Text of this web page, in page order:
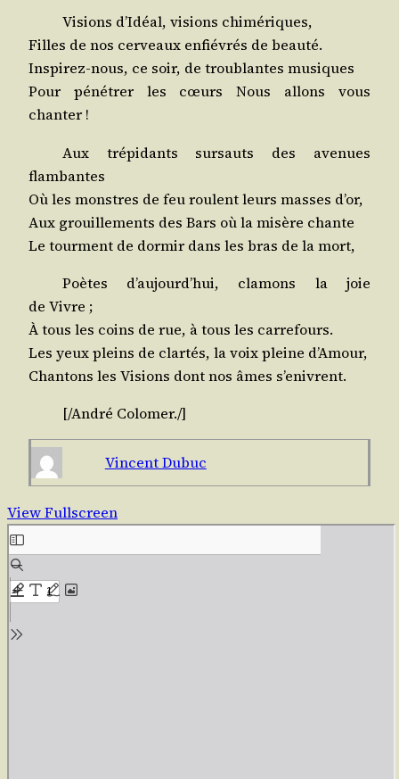
Visions d’Idéal, visions chimériques,
Filles de nos cer­veaux enfié­vrés de beauté.
Ins­pi­rez-nous, ce soir, de trou­blantes musiques
Pour péné­trer les cœurs Nous allons vous
chanter !
Aux tré­pi­dants sur­sauts des ave­nues
flambantes
Où les monstres de feu roulent leurs masses d’or,
Aux grouille­ments des Bars où la misère chante
Le tour­ment de dor­mir dans les bras de la mort,
Poètes d’aujourd’hui, cla­mons la joie
de Vivre ;
À tous les coins de rue, à tous les carrefours.
Les yeux pleins de clar­tés, la voix pleine d’Amour,
Chan­tons les Visions dont nos âmes s’enivrent.
[/​André Colo­mer./​]
Vincent Dubuc
View Fullscreen